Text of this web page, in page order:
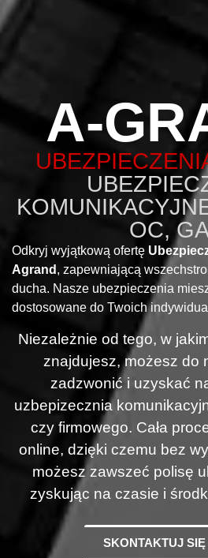
A-
OC,
Odkryj wyjątkową ofertę
Agrand , zapewniającą
ducha. Nasze ubezpieczenia
dostosowane do Twoich
Niezależnie od tego, w
znajdujesz, możesz do
zadzwonić i uzyskać
uzbepizecznia
czy firmowego. Cała
online, dzięki czemu bez
możesz zawszeć polisę
zyskując na czasie i
SKONTAKTUJ